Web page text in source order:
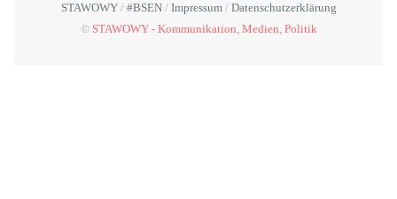
STAWOWY #BSEN Impressum
Datenschutzerklärung
© STAWOWY - Kommunikation, Medien, Politik